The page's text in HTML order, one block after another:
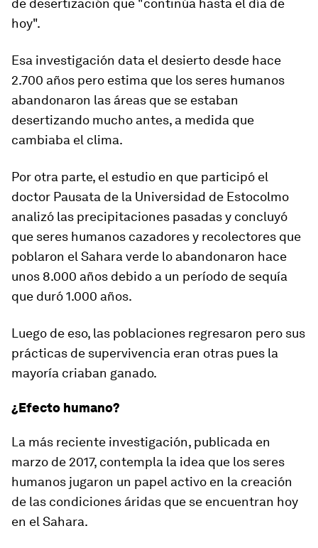
de desertización que "continúa hasta el día de
hoy".
Esa investigación data el desierto desde hace
2.700 años pero estima que los seres humanos
abandonaron las áreas que se estaban
desertizando mucho antes, a medida que
cambiaba el clima.
Por otra parte, el estudio en que participó el
doctor Pausata de la Universidad de Estocolmo
analizó las precipitaciones pasadas y concluyó
que seres humanos cazadores y recolectores que
poblaron el Sahara verde lo abandonaron hace
unos 8.000 años debido a un período de sequía
que duró 1.000 años.
Luego de eso, las poblaciones regresaron pero sus
prácticas de supervivencia eran otras pues la
mayoría criaban ganado.
¿Efecto humano?
La más reciente investigación, publicada en
marzo de 2017, contempla la idea que los seres
humanos jugaron un papel activo en la creación
de las condiciones áridas que se encuentran hoy
en el Sahara.